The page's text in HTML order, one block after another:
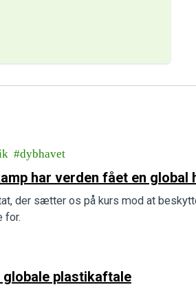
dybhavet
har verden fået en global
der sætter os på kurs mod at
for.
plastikaftale